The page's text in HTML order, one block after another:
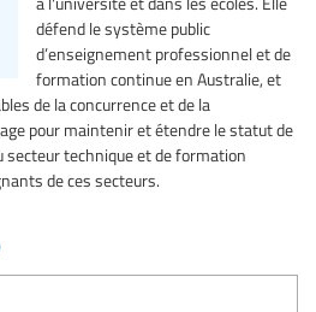
défend le système public
d’enseignement professionnel et de
formation continue en Australie, et
de la concurrence et de la
pour maintenir et étendre le statut de
secteur technique et de formation
de ces secteurs.